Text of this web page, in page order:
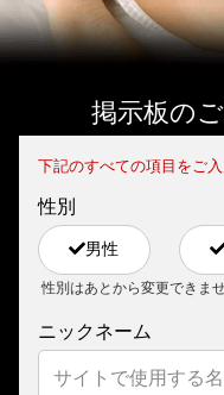
掲示板の
下記のすべての項目をご入
性別
男性
性別はあとから変更できませ
ニックネーム